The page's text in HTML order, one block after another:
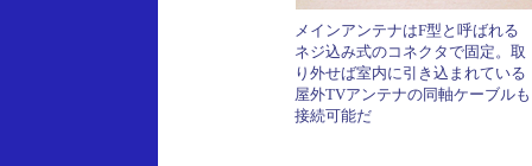
メインアンテナはF型と呼ばれる
ネジ込み式のコネクタで固定。取
り外せば室内に引き込まれている
屋外TVアンテナの同軸ケーブルも
接続可能だ